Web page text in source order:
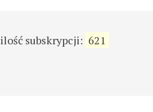
ilość subskrypcji: 621